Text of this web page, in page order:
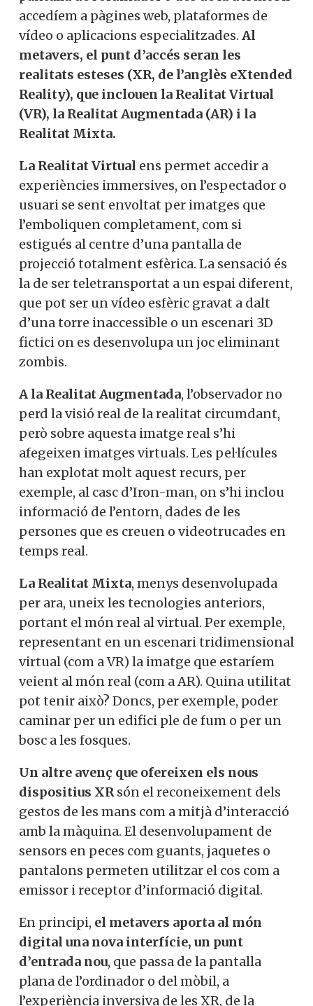
accedíem a pàgines web, plataformes de
vídeo o aplicacions especialitzades. Al
metavers, el punt d’accés seran les
realitats esteses (XR, de l’anglès eXtended
Reality), que inclouen la Realitat Virtual
(VR), la Realitat Augmentada (AR) i la
Realitat Mixta.
La Realitat Virtual ens permet accedir a
experiències immersives, on l’espectador o
usuari se sent envoltat per imatges que
l’emboliquen completament, com si
estigués al centre d’una pantalla de
projecció totalment esfèrica. La sensació és
la de ser teletransportat a un espai diferent,
que pot ser un vídeo esfèric gravat a dalt
d’una torre inaccessible o un escenari 3D
fictici on es desenvolupa un joc eliminant
zombis.
A la Realitat Augmentada, l’observador no
perd la visió real de la realitat circumdant,
però sobre aquesta imatge real s’hi
afegeixen imatges virtuals. Les pel·lícules
han explotat molt aquest recurs, per
exemple, al casc d’Iron-man, on s’hi inclou
informació de l’entorn, dades de les
persones que es creuen o videotrucades en
temps real.
La Realitat Mixta, menys desenvolupada
per ara, uneix les tecnologies anteriors,
portant el món real al virtual. Per exemple,
representant en un escenari tridimensional
virtual (com a VR) la imatge que estaríem
veient al món real (com a AR). Quina utilitat
pot tenir això? Doncs, per exemple, poder
caminar per un edifici ple de fum o per un
bosc a les fosques.
Un altre avenç que ofereixen els nous
dispositius XRsón el reconeixement dels
gestos de les mans com a mitjà d’interacció
amb la màquina. El desenvolupament de
sensors en peces com guants, jaquetes o
pantalons permeten utilitzar el cos com a
emissor i receptor d’informació digital.
En principi, el metavers aporta al món
digital una nova interfície, un punt
d’entrada nou, que passa de la pantalla
plana de l’ordinador o del mòbil, a
l’experiència inversiva de les XR, de la